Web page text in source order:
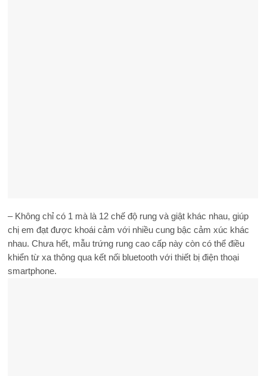
– Không chỉ có 1 mà là 12 chế độ rung và giật khác nhau, giúp
chị em đạt được khoái cảm với nhiều cung bậc cảm xúc khác
nhau. Chưa hết, mẫu trứng rung cao cấp này còn có thể điều
khiển từ xa thông qua kết nối bluetooth với thiết bị điện thoại
smartphone.